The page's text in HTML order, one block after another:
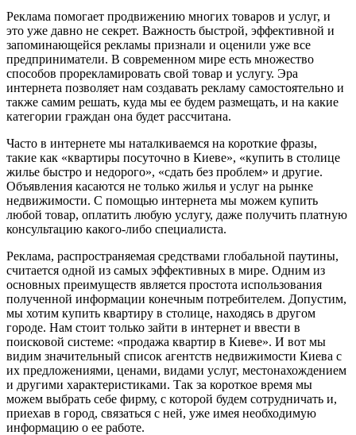
Реклама помогает продвижению многих товаров и услуг, и
это уже давно не секрет. Важность быстрой, эффективной и
запоминающейся рекламы признали и оценили уже все
предприниматели. В современном мире есть множество
способов прорекламировать свой товар и услугу. Эра
интернета позволяет нам создавать рекламу самостоятельно и
также самим решать, куда мы ее будем размещать, и на какие
категории граждан она будет рассчитана.
Часто в интернете мы наталкиваемся на короткие фразы,
такие как «квартиры посуточно в Киеве», «купить в столице
жилье быстро и недорого», «сдать без проблем» и другие.
Объявления касаются не только жилья и услуг на рынке
недвижимости. С помощью интернета мы можем купить
любой товар, оплатить любую услугу, даже получить платную
консультацию какого-либо специалиста.
Реклама, распространяемая средствами глобальной паутины,
считается одной из самых эффективных в мире. Одним из
основных преимуществ является простота использования
полученной информации конечным потребителем. Допустим,
мы хотим купить квартиру в столице, находясь в другом
городе. Нам стоит только зайти в интернет и ввести в
поисковой системе: «продажа квартир в Киеве». И вот мы
видим значительный список агентств недвижимости Киева с
их предложениями, ценами, видами услуг, местонахождением
и другими характеристиками. Так за короткое время мы
можем выбрать себе фирму, с которой будем сотрудничать и,
приехав в город, связаться с ней, уже имея необходимую
информацию о ее работе.